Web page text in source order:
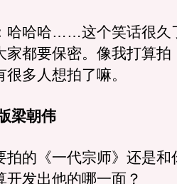
哈哈……这个笑话很久
家都要保密。像我打算拍
多人想拍了嘛。
梁朝伟
的《一代宗师》还是和
发出他的哪一面？